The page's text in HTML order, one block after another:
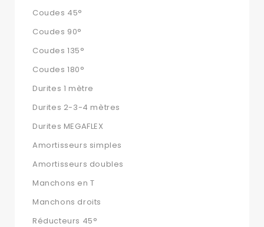
Coudes 45°
Coudes 90°
Coudes 135°
Coudes 180°
Durites 1 mètre
Durites 2-3-4 mètres
Durites MEGAFLEX
Amortisseurs simples
Amortisseurs doubles
Manchons en T
Manchons droits
Réducteurs 45°